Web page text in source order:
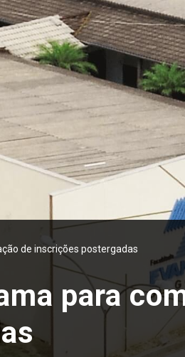
de inscrições postergadas
para